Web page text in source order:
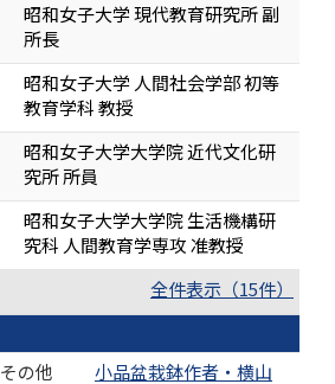
昭和女子大学 現代教育研究所 副
所長
昭和女子大学 人間社会学部 初等
教育学科 教授
昭和女子大学大学院 近代文化研
究所 所員
昭和女子大学大学院 生活機構研
究科 人間教育学専攻 准教授
全件表示（15件）
その他
小品盆栽鉢作者・横山